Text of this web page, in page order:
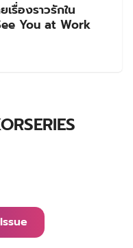
รื่องราวรักใน
You at Work